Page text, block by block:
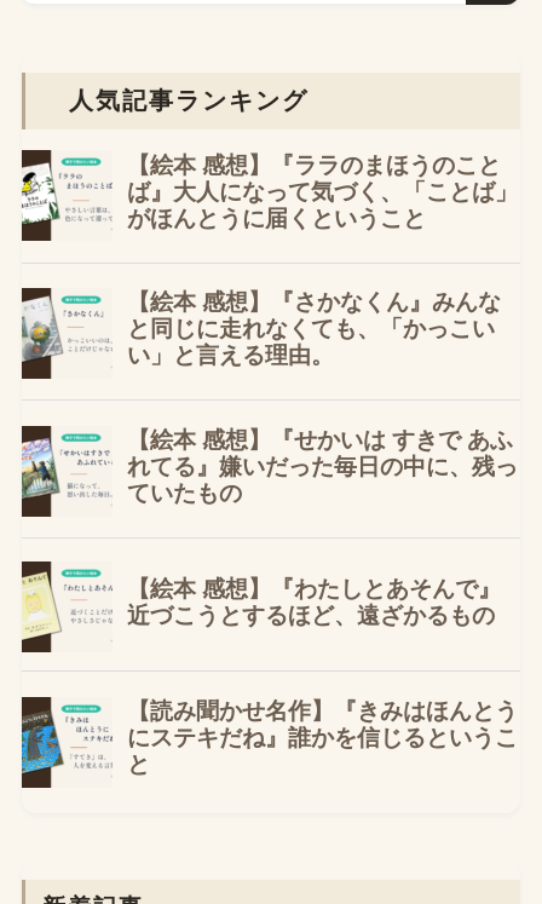
人気記事ランキング